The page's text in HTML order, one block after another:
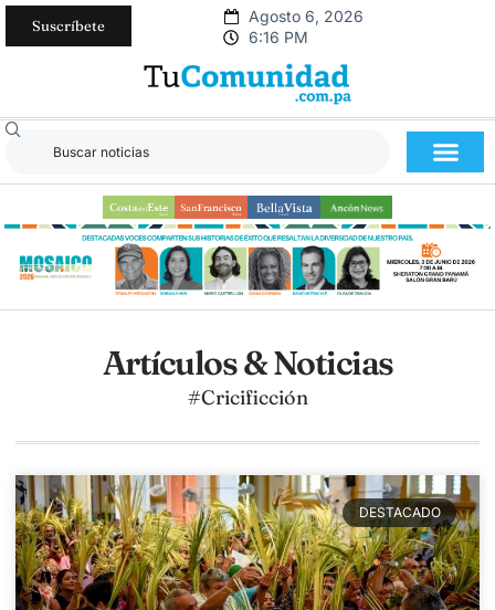
Suscríbete
Agosto 6, 2026
6:16 PM
Artículos & Noticias
#Cricificción
DESTACADO